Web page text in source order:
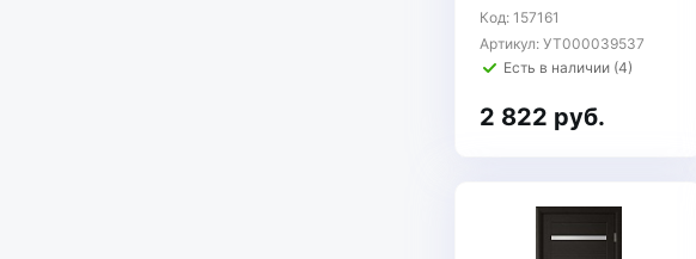
Код: 157161
Артикул: УТ000039537
Есть в наличии (4)
2 822 руб.